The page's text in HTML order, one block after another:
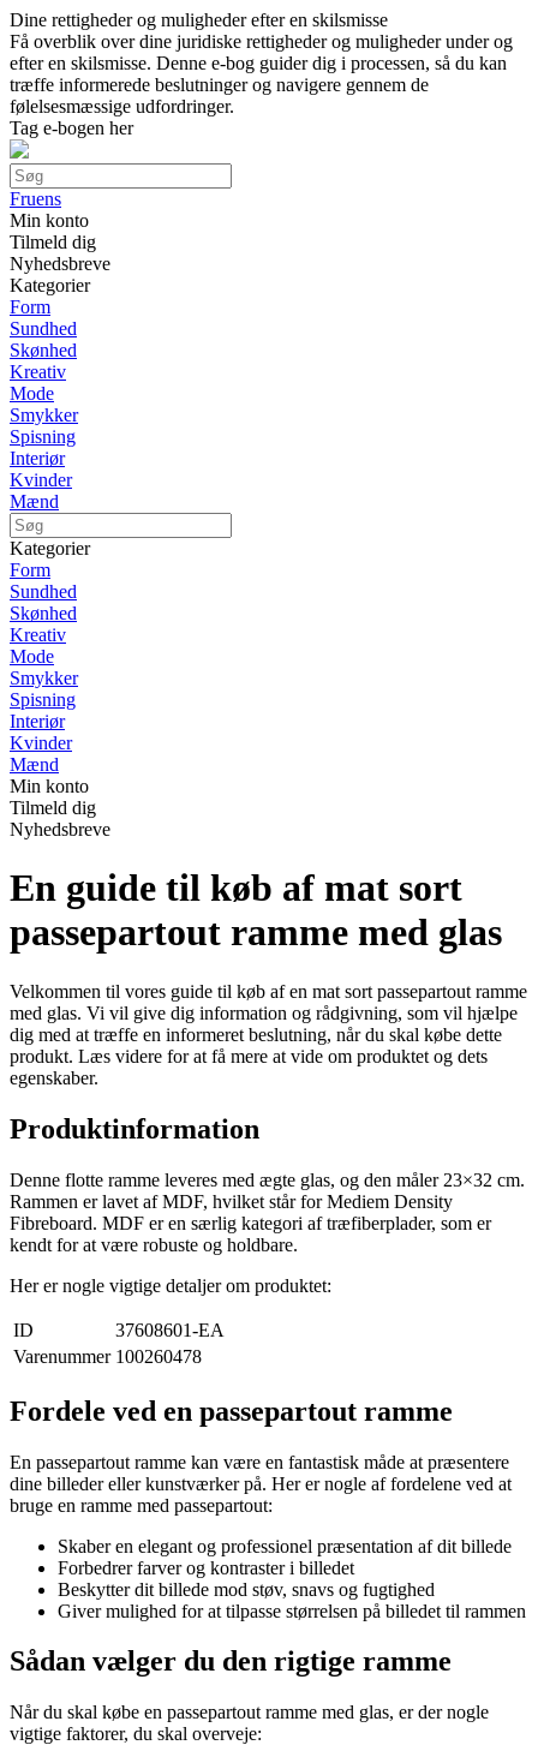
Dine rettigheder og muligheder efter en skilsmisse
Få overblik over dine juridiske rettigheder og muligheder under og
efter en skilsmisse. Denne e-bog guider dig i processen, så du kan
træffe informerede beslutninger og navigere gennem de
følelsesmæssige udfordringer.
Tag e-bogen her
Fruens
Min konto
Tilmeld dig
Nyhedsbreve
Kategorier
Form
Sundhed
Skønhed
Kreativ
Mode
Smykker
Spisning
Interiør
Kvinder
Mænd
Kategorier
Form
Sundhed
Skønhed
Kreativ
Mode
Smykker
Spisning
Interiør
Kvinder
Mænd
Min konto
Tilmeld dig
Nyhedsbreve
En guide til køb af mat sort
passepartout ramme med glas
Velkommen til vores guide til køb af en mat sort passepartout ramme
med glas. Vi vil give dig information og rådgivning, som vil hjælpe
dig med at træffe en informeret beslutning, når du skal købe dette
produkt. Læs videre for at få mere at vide om produktet og dets
egenskaber.
Produktinformation
Denne flotte ramme leveres med ægte glas, og den måler 23×32 cm.
Rammen er lavet af MDF, hvilket står for Mediem Density
Fibreboard. MDF er en særlig kategori af træfiberplader, som er
kendt for at være robuste og holdbare.
Her er nogle vigtige detaljer om produktet:
ID
37608601-EA
Varenummer 100260478
Fordele ved en passepartout ramme
En passepartout ramme kan være en fantastisk måde at præsentere
dine billeder eller kunstværker på. Her er nogle af fordelene ved at
bruge en ramme med passepartout:
Skaber en elegant og professionel præsentation af dit billede
Forbedrer farver og kontraster i billedet
Beskytter dit billede mod støv, snavs og fugtighed
Giver mulighed for at tilpasse størrelsen på billedet til rammen
Sådan vælger du den rigtige ramme
Når du skal købe en passepartout ramme med glas, er der nogle
vigtige faktorer, du skal overveje: